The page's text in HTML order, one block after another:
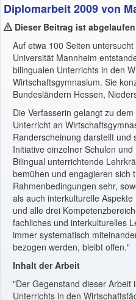
Diplomarbeit 2009 von
Dieser Beitrag ist
Auf etwa 100 Seiten
Universität Mannheim
bilingualen Unterrichts in den
Wirtschaftsgymnasium. Sie
Bundesländern Hessen,
Die Verfasserin gelangt zu
Unterricht an
Randerscheinung darstellt und
Initiative einzelner Schulen
Bilingual unterrichtende
bemühen und engagieren sich
Rahmenbedingungen sehr,
als auch interkulturelle
und alle drei
fachliches und interkulturelles
immer systematisch
bezogen werden, bleibt offen."
Inhalt der Arbeit
"Der Gegenstand dieser Arbeit
Unterrichts in den